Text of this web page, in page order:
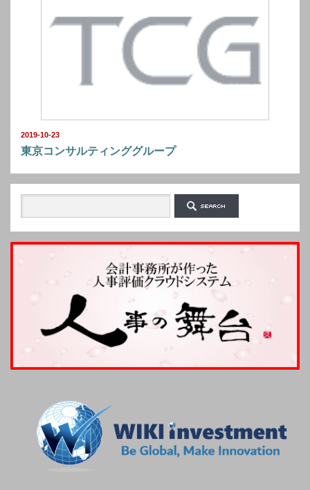
2019-10-23
東京コンサルティンググループ